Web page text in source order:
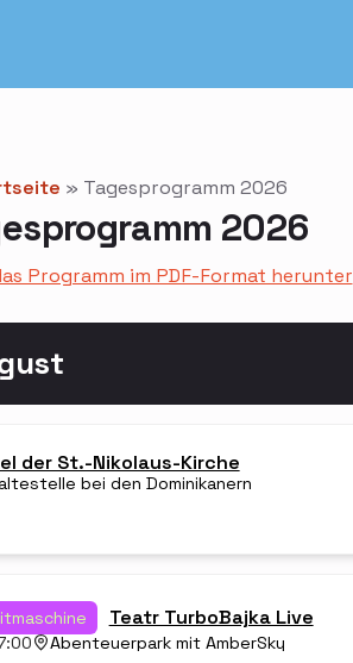
» Tagesprogramm 2026
2026
Programm im PDF-Format herunter
der St.-Nikolaus-Kirche
bei den Dominikanern
Teatr TurboBajka Live
Abenteuerpark mit AmberSky